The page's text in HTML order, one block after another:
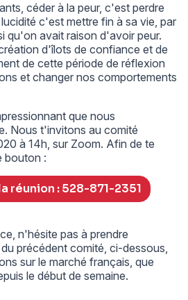
céder à la peur, c'est perdre
c'est mettre fin à sa vie, par
qu'on avait raison d'avoir peur.
d'îlots de confiance et de
de cette période de réflexion
et changer nos comportements
que nous
Nous t'invitons au comité
à 14h, sur Zoom. Afin de te
bouton :
réunion : 528-871-2351
n'hésite pas à prendre
précédent comité, ci-dessous,
sur le marché français, que
le début de semaine.